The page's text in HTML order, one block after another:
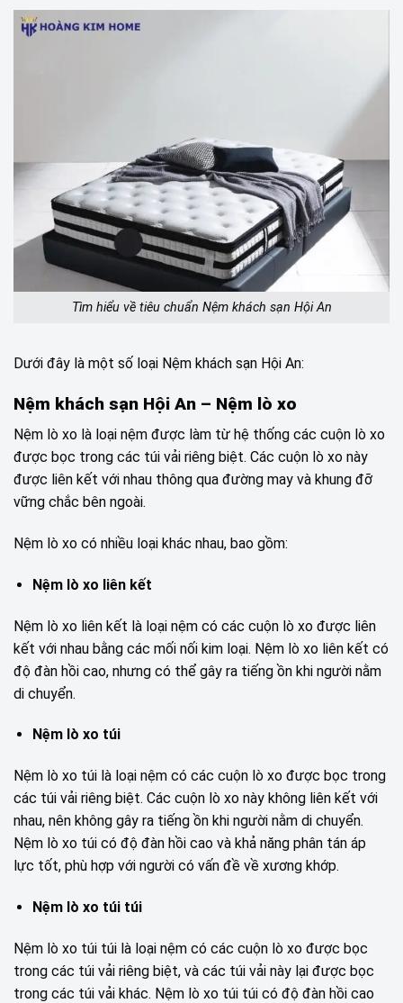
Tìm hiểu về tiêu chuẩn Nệm khách sạn Hội An
Dưới đây là một số loại Nệm khách sạn Hội An:
Nệm khách sạn Hội An – Nệm lò xo
Nệm lò xo là loại nệm được làm từ hệ thống các cuộn lò xo
được bọc trong các túi vải riêng biệt. Các cuộn lò xo này
được liên kết với nhau thông qua đường may và khung đỡ
vững chắc bên ngoài.
Nệm lò xo có nhiều loại khác nhau, bao gồm:
Nệm lò xo liên kết
Nệm lò xo liên kết là loại nệm có các cuộn lò xo được liên
kết với nhau bằng các mối nối kim loại. Nệm lò xo liên kết có
độ đàn hồi cao, nhưng có thể gây ra tiếng ồn khi người nằm
di chuyển.
Nệm lò xo túi
Nệm lò xo túi là loại nệm có các cuộn lò xo được bọc trong
các túi vải riêng biệt. Các cuộn lò xo này không liên kết với
nhau, nên không gây ra tiếng ồn khi người nằm di chuyển.
Nệm lò xo túi có độ đàn hồi cao và khả năng phân tán áp
lực tốt, phù hợp với người có vấn đề về xương khớp.
Nệm lò xo túi túi
Nệm lò xo túi túi là loại nệm có các cuộn lò xo được bọc
trong các túi vải riêng biệt, và các túi vải này lại được bọc
trong các túi vải khác. Nệm lò xo túi túi có độ đàn hồi cao